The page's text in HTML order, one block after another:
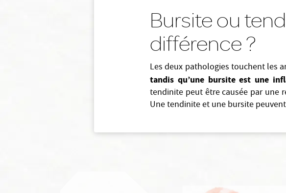
Bursite ou
différence ?
Les deux pathologies touchent les
tandis qu’une bursite est une
tendinite peut être causée par une
Une tendinite et une bursite